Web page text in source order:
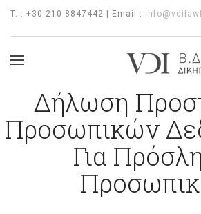
T. : +30 210 8847442 | Email :
Δήλωση
Προσωπικών
Για